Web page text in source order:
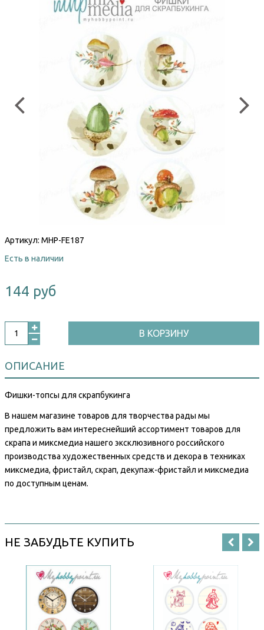
Артикул: MHP-FE187
Есть в наличии
144 руб
В КОРЗИНУ
ОПИСАНИЕ
Фишки-топсы для скрапбукинга
В нашем магазине товаров для творчества рады мы
предложить вам интереснейший ассортимент товаров для
скрапа и миксмедиа нашего эксклюзивного российского
производства художественных средств и декора в техниках
миксмедиа, фристайл, скрап, декупаж-фристайл и миксмедиа
по доступным ценам.
НЕ ЗАБУДЬТЕ КУПИТЬ